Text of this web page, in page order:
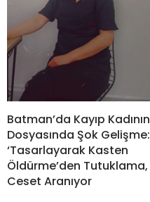
Batman’da Kayıp Kadının
Dosyasında Şok Gelişme:
‘Tasarlayarak Kasten
Öldürme’den Tutuklama,
Ceset Aranıyor